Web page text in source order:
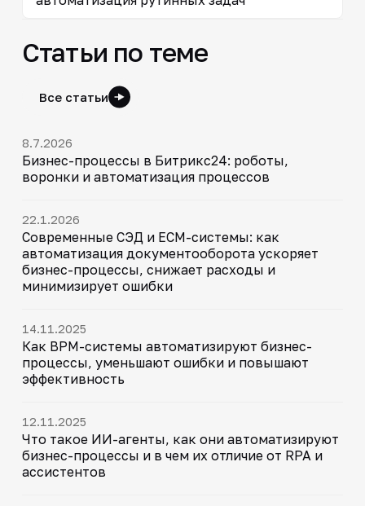
Статьи по теме
Все статьи
8.7.2026
Бизнес-процессы в Битрикс24: роботы,
воронки и автоматизация процессов
22.1.2026
Современные СЭД и ECM-системы: как
автоматизация документооборота ускоряет
бизнес-процессы, снижает расходы и
минимизирует ошибки
14.11.2025
Как BPM-системы автоматизируют бизнес-
процессы, уменьшают ошибки и повышают
эффективность
12.11.2025
Что такое ИИ-агенты, как они автоматизируют
бизнес-процессы и в чем их отличие от RPA и
ассистентов